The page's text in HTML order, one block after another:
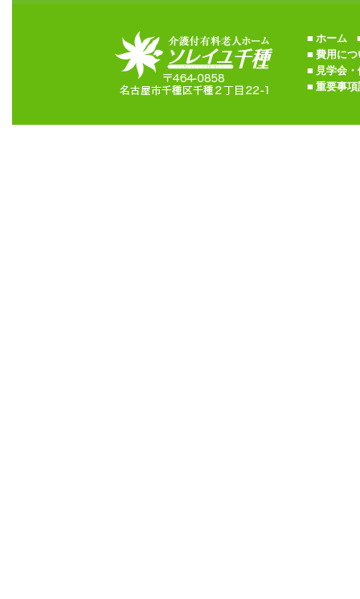
■ ホーム
■ 費用につ
■ 見学会
■ 重要事項